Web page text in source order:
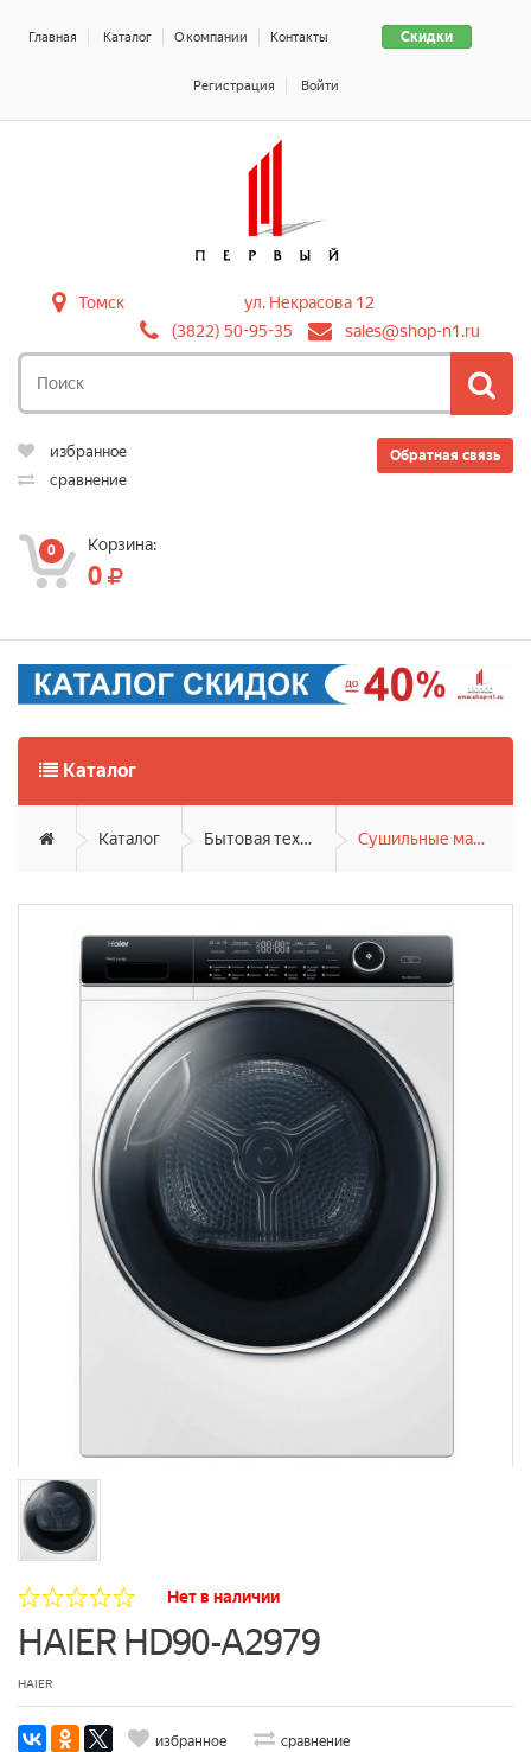
Скидки
Главная Каталог О компании Контакты
Регистрация Войти
Томск
ул. Некрасова 12
(3822) 50-95-35
sales@shop-n1.ru
Обратная связь
избранное
сравнение
0 Корзина:
0
Каталог
Каталог Бытовая техника Сушильные машины
Нет в наличии
HAIER HD90-A2979
HAIER
избранное сравнение